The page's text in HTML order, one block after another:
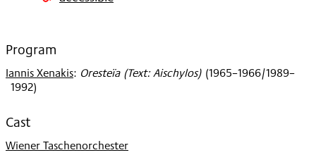
Program
Iannis Xenakis: Oresteïa (Text: Aischylos) (1965–1966/1989–
1992)
Cast
Wiener Taschenorchester